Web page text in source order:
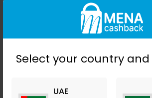
Select your country
UAE